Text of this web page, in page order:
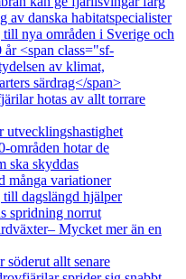
av danska habitatspecialister
nya områden i Sverige och
<span class="sf-
av klimat,
särdrag</span>
hotas av allt torrare
områden hotar de
ska skyddas
många variationer
till dagslängd hjälper
spridning norrut
Mycket mer än en
söderut allt senare